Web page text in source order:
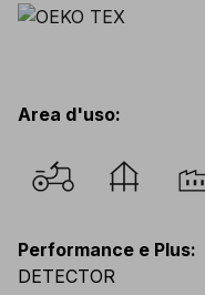
Area d'uso:
Performance e Plus:
DETECTOR